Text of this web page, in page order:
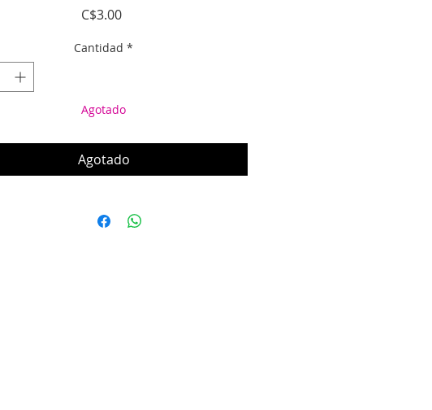
C$3.00Precio
Cantidad *
Agotado
Agotado